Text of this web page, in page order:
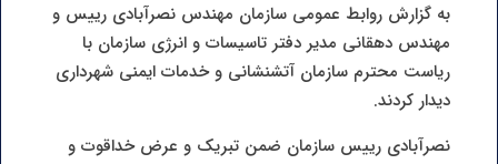
به گزارش روابط عمومی سازمان مهندس نصرآبادی رییس و
مهندس دهقانی مدیر دفتر تاسیسات و انرژی سازمان با
ریاست محترم سازمان آتشنشانی و خدمات ایمنی شهرداری
دیدار کردند.
نصرآبادی رییس سازمان ضمن تبریک و عرض خداقوت و